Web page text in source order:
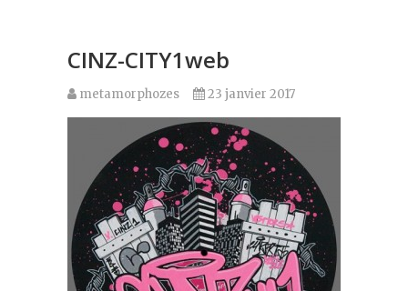
CINZ-CITY1web
metamorphozes 23 janvier 2017